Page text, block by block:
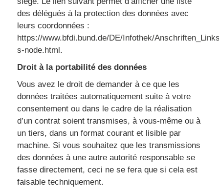
des délégués à la protection des données avec
leurs coordonnées :
https://www.bfdi.bund.de/DE/Infothek/
s-node.html.
Droit à la portabilité des données
Vous avez le droit de demander à ce que les
données traitées automatiquement suite à votre
consentement ou dans le cadre de la réalisation
d’un contrat soient transmises, à vous-même ou à
un tiers, dans un format courant et lisible par
machine. Si vous souhaitez que les transmissions
des données à une autre autorité responsable se
fasse directement, ceci ne se fera que si cela est
faisable techniquement.